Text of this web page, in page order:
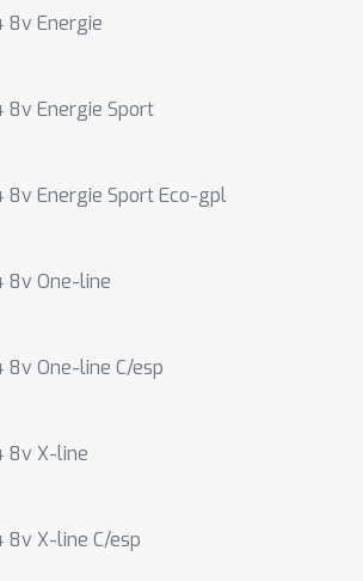
8v Energie
8v Energie Sport
8v Energie Sport Eco-gpl
8v One-line
8v One-line C/esp
8v X-line
8v X-line C/esp